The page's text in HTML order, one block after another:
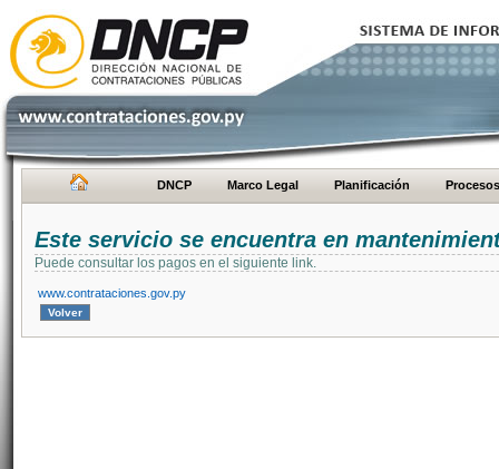
DNCP Marco Legal Planificación Procesos
Este servicio se encuentra en
Puede consultar los pagos en el siguiente link.
www.contrataciones.gov.py